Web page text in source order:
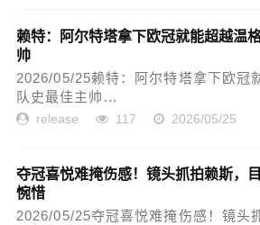
赖特：阿尔特塔拿下欧冠就能超越温
帅
2026/05/25赖特：阿尔特塔拿下欧冠
队史最佳主帅...
release 117 2026/05/25
夺冠喜悦难掩伤感！镜头抓拍赖斯，
惋惜
2026/05/25夺冠喜悦难掩伤感！镜头